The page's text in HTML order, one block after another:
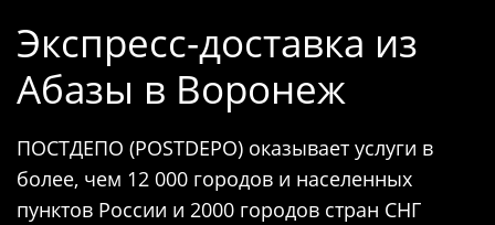
Экспресс-доставка из
Абазы в Воронеж
ПОСТДЕПО (POSTDEPO) оказывает услуги в
более, чем 12 000 городов и населенных
пунктов России и 2000 городов стран СНГ